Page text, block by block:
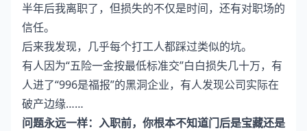
半年后我离职了，但损失的不仅是时间，还有对职场的
信任。
后来我发现，几乎每个打工人都踩过类似的坑。
有人因为“五险一金按最低标准交”白白损失几十万，有
人进了“996是福报”的黑洞企业，有人发现公司实际在
破产边缘……
问题永远一样：入职前，你根本不知道门后是宝藏还是